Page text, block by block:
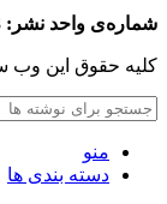
شماره‌‌ی واحد نشر:
کلیه حقوق این وب
منو
دسته بندی ها